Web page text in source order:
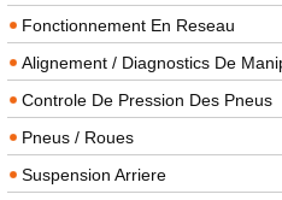
Fonctionnement En Reseau
Alignement / Diagnostics De
Controle De Pression Des Pneus
Pneus / Roues
Suspension Arriere